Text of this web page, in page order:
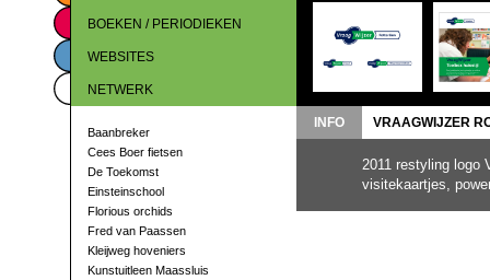
BOEKEN / PERIODIEKEN
WEBSITES
NETWERK
Baanbreker
Cees Boer fietsen
De Toekomst
Einsteinschool
Florious orchids
Fred van Paassen
Kleijweg hoveniers
Kunstuitleen Maassluis
INFO VRAAGWIJZER
2011 restyling logo
visitekaartjes,